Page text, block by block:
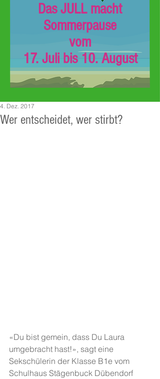
Das JULL macht
Sommerpause
vom
17. Juli bis 10. August
Wer entscheidet, wer stirbt?
4. Dez. 2017
«Du bist gemein, dass Du Laura
umgebracht hast!», sagt eine
Sekschülerin der Klasse B1e vom
Schulhaus Stägenbuck Dübendorf